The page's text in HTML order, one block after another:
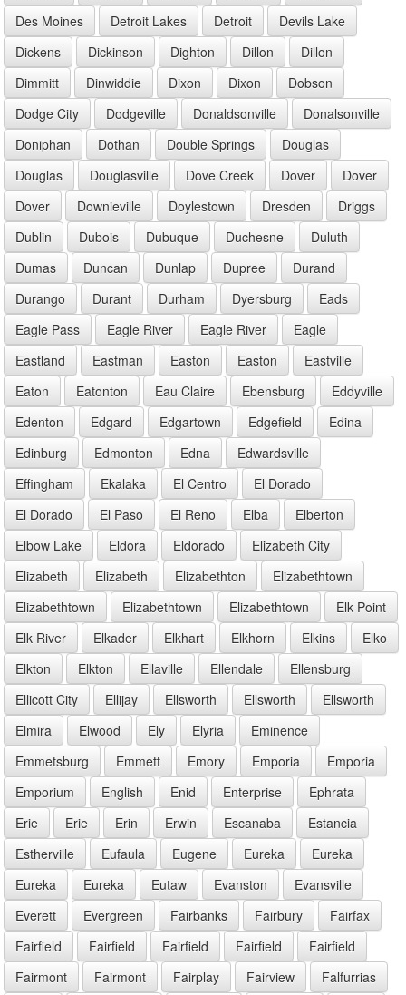
Des Moines
Detroit Lakes Detroit
Devils Lake
Dickens
Dickinson Dighton Dillon
Dillon
Dimmitt
Dinwiddie Dixon Dixon
Dobson
Dodge City
Dodgeville Donaldsonville
Donalsonville
Doniphan
Dothan Double Springs
Douglas
Douglas
Douglasville Dove Creek Dover
Dover
Dover
Downieville Doylestown Dresden
Driggs
Dublin
Dubois Dubuque Duchesne
Duluth
Dumas
Duncan Dunlap Dupree
Durand
Durango
Durant Durham Dyersburg
Eads
Eagle Pass
Eagle River Eagle River
Eagle
Eastland
Eastman Easton Easton
Eastville
Eaton
Eatonton Eau Claire Ebensburg
Eddyville
Edenton
Edgard Edgartown Edgefield
Edina
Edinburg
Edmonton Edna
Edwardsville
Effingham
Ekalaka El Centro
El Dorado
El Dorado
El Paso El Reno Elba
Elberton
Elbow Lake
Eldora Eldorado
Elizabeth City
Elizabeth
Elizabeth Elizabethton
Elizabethtown
Elizabethtown
Elizabethtown Elizabethtown
Elk Point
Elk River
Elkader Elkhart Elkhorn Elkins
Elko
Elkton
Elkton Ellaville Ellendale
Ellensburg
Ellicott City
Ellijay Ellsworth Ellsworth
Ellsworth
Elmira
Elwood Ely Elyria
Eminence
Emmetsburg
Emmett Emory Emporia
Emporia
Emporium
English Enid Enterprise
Ephrata
Erie
Erie Erin Erwin Escanaba
Estancia
Estherville
Eufaula Eugene Eureka
Eureka
Eureka
Eureka Eutaw Evanston
Evansville
Everett
Evergreen Fairbanks Fairbury
Fairfax
Fairfield
Fairfield Fairfield Fairfield
Fairfield
Fairmont
Fairmont Fairplay Fairview Falfurrias